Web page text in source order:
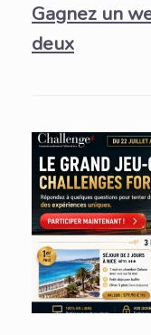
Gagnez un
deux